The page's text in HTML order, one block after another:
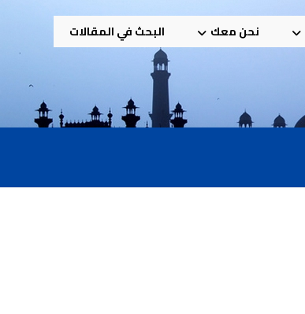
نحن معك البحث في المقالات